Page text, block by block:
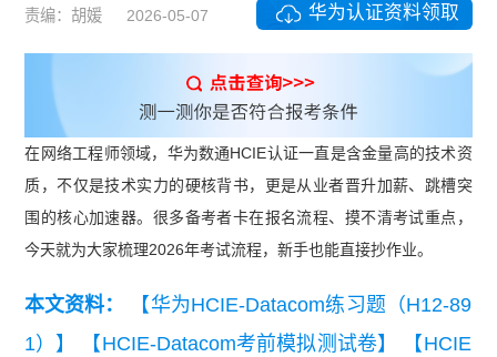
责编：胡媛 2026-05-07 华为认证资料领取
在网络工程师领域，华为数通HCIE认证一直是含金量高的技术资
质，不仅是技术实力的硬核背书，更是从业者晋升加薪、跳槽突
围的核心加速器。很多备考者卡在报名流程、摸不清考试重点，
今天就为大家梳理2026年考试流程，新手也能直接抄作业。
本文资料：
【华为HCIE-Datacom练习题（H12-89
1）】
【HCIE-Datacom考前模拟测试卷】
【HCIE